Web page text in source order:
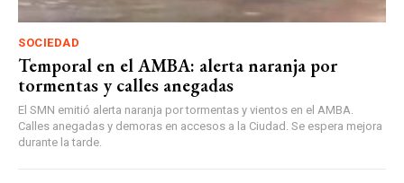
SOCIEDAD
Temporal en el AMBA: alerta naranja por
tormentas y calles anegadas
El SMN emitió alerta naranja por tormentas y vientos en el AMBA.
Calles anegadas y demoras en accesos a la Ciudad. Se espera mejora
durante la tarde.